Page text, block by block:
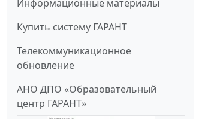
Информационные материалы
Купить систему ГАРАНТ
Телекоммуникационное
обновление
АНО ДПО «Образовательный
центр ГАРАНТ»